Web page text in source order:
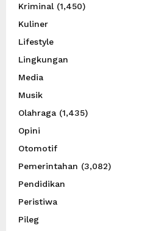
Kriminal (1,450)
Kuliner
Lifestyle
Lingkungan
Media
Musik
Olahraga (1,435)
Opini
Otomotif
Pemerintahan (3,082)
Pendidikan
Peristiwa
Pileg